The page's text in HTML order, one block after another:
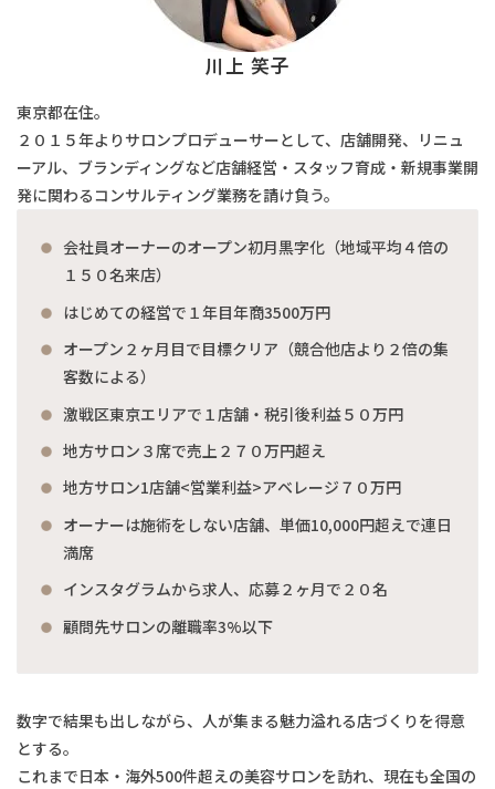
川上 笑子
東京都在住。
２０１５年よりサロンプロデューサーとして、店舗開発、リニュ
ーアル、ブランディングなど店舗経営・スタッフ育成・新規事業開
発に関わるコンサルティング業務を請け負う。
会社員オーナーのオープン初月黒字化（地域平均４倍の
１５０名来店）
はじめての経営で１年目年商3500万円
オープン２ヶ月目で目標クリア（競合他店より２倍の集
客数による）
激戦区東京エリアで１店舗・税引後利益５０万円
地方サロン３席で売上２７０万円超え
地方サロン1店舗<営業利益>アベレージ７０万円
オーナーは施術をしない店舗、単価10,000円超えで連日
満席
インスタグラムから求人、応募２ヶ月で２０名
顧問先サロンの離職率3%以下
数字で結果も出しながら、人が集まる魅力溢れる店づくりを得意
とする。
これまで日本・海外500件超えの美容サロンを訪れ、現在も全国の